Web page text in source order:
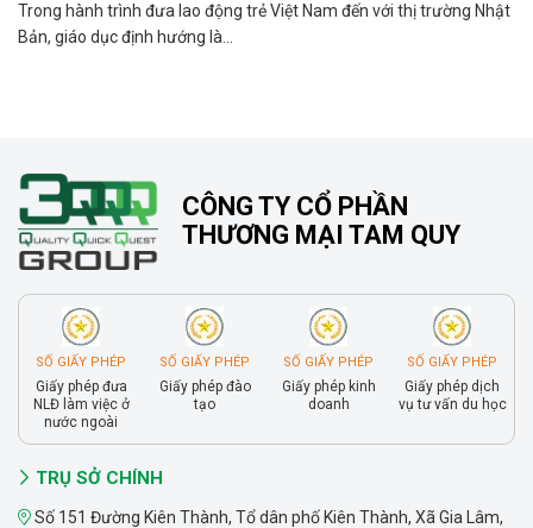
Trong hành trình đưa lao động trẻ Việt Nam đến với thị trường Nhật
Bản, giáo dục định hướng là...
CÔNG TY CỔ PHẦN
THƯƠNG MẠI TAM QUY
SỐ GIẤY PHÉP
Giấy phép đưa
NLĐ làm việc ở
nước ngoài
SỐ GIẤY PHÉP
Giấy phép đào
tạo
SỐ GIẤY PHÉP
Giấy phép kinh
doanh
SỐ GIẤY PHÉP
Giấy phép dịch
vụ tư vấn du học
TRỤ SỞ CHÍNH
Số 151 Đường Kiên Thành, Tổ dân phố Kiên Thành, Xã Gia Lâm,